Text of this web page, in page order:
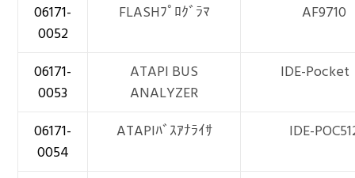
06171-
0052
FLASHﾌﾟﾛｸﾞﾗﾏ AF9710
06171-
0053
ATAPI BUS
ANALYZER
IDE-
06171-
0054
ATAPIﾊﾞｽｱﾅﾗｲｻ IDE-